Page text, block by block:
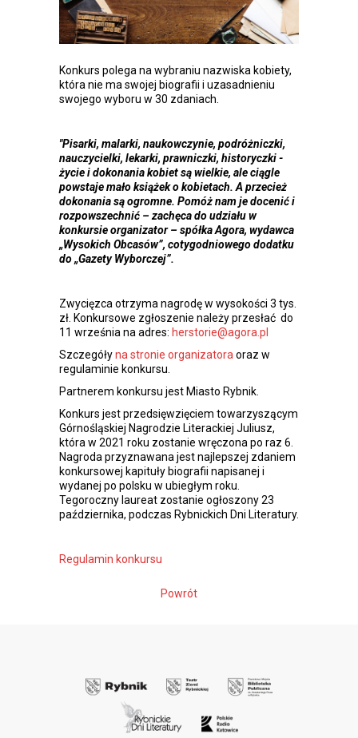
Konkurs polega na wybraniu nazwiska kobiety,
która nie ma swojej biografii i uzasadnieniu
swojego wyboru w 30 zdaniach.
"Pisarki, malarki, naukowczynie, podróżniczki,
nauczycielki, lekarki, prawniczki, historyczki -
życie i dokonania kobiet są wielkie, ale ciągle
powstaje mało książek o kobietach. A przecież
dokonania są ogromne. Pomóż nam je docenić i
rozpowszechnić – zachęca do udziału w
konkursie organizator – spółka Agora, wydawca
„Wysokich Obcasów”, cotygodniowego dodatku
do „Gazety Wyborczej”.
Zwycięzca otrzyma nagrodę w wysokości 3 tys.
zł. Konkursowe zgłoszenie należy przesłać do
11 września na adres: herstorie@agora.pl
Szczegółyna stronie organizatoraoraz w
regulaminie konkursu.
Partnerem konkursu jest Miasto Rybnik.
Konkurs jest przedsięwzięciem towarzyszącym
Górnośląskiej Nagrodzie Literackiej Juliusz,
która w 2021 roku zostanie wręczona po raz 6.
Nagroda przyznawana jest najlepszej zdaniem
konkursowej kapituły biografii napisanej i
wydanej po polsku w ubiegłym roku.
Tegoroczny laureat zostanie ogłoszony 23
października, podczas Rybnickich Dni Literatury.
Regulamin konkursu
Powrót